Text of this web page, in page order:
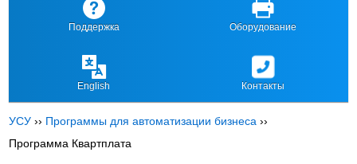
Поддержка Оборудование
English Контакты
УСУ ›› Программы для автоматизации бизнеса ››
Программа Квартплата